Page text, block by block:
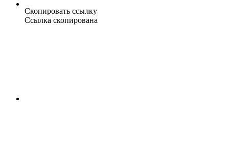
Скопировать ссылку
Ссылка скопирована